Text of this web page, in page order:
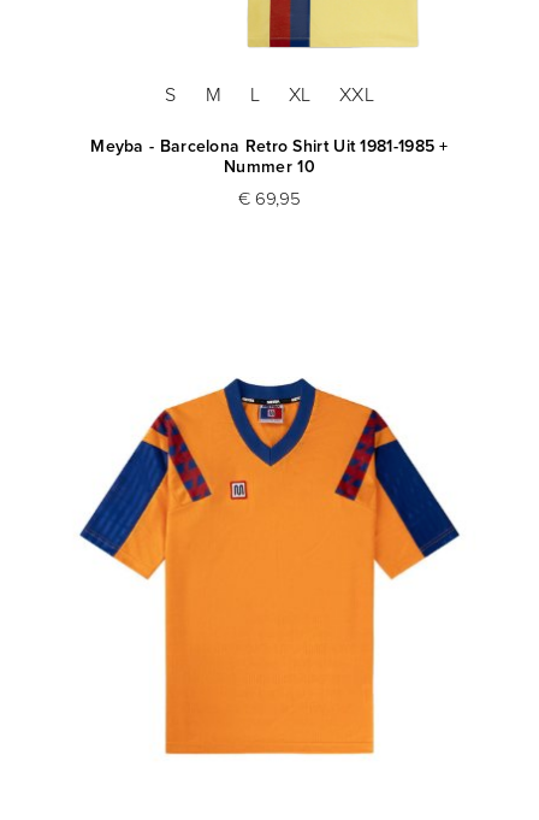
S M L XL XXL
Meyba - Barcelona Retro Shirt Uit 1981-1985 +
Nummer 10
€ 69,95